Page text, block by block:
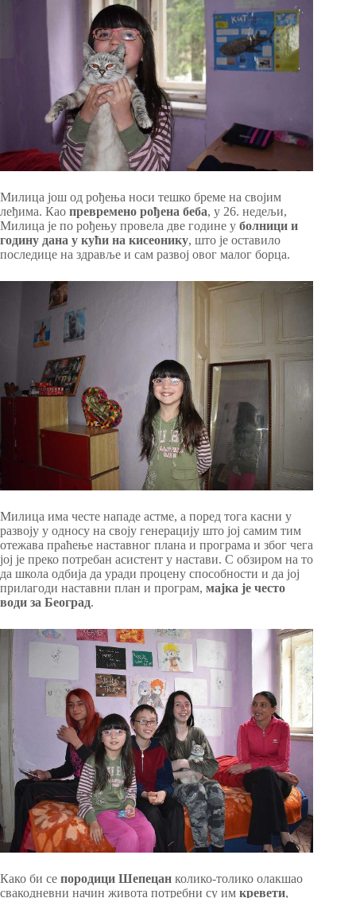
Милица још од рођења носи тешко бреме на својим
леђима. Као превремено рођена беба, у 26. недељи,
Милица је по рођењу провела две године у болници и
годину дана у кући на кисеонику, што је оставило
последице на здравље и сам развој овог малог борца.
Милица има честе нападе астме, а поред тога касни у
развоју у односу на своју генерацију што јој самим тим
отежава праћење наставног плана и програма и због чега
јој је преко потребан асистент у настави. С обзиром на то
да школа одбија да уради процену способности и да јој
прилагоди наставни план и програм, мајка је често
води за Београд.
Како би се породици Шепецан колико-толико олакшао
свакодневни начин живота потребни су им кревети,